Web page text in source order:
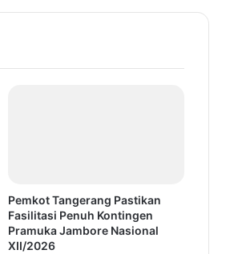
Pemkot Tangerang Pastikan
Fasilitasi Penuh Kontingen
Pramuka Jambore Nasional
XII/2026